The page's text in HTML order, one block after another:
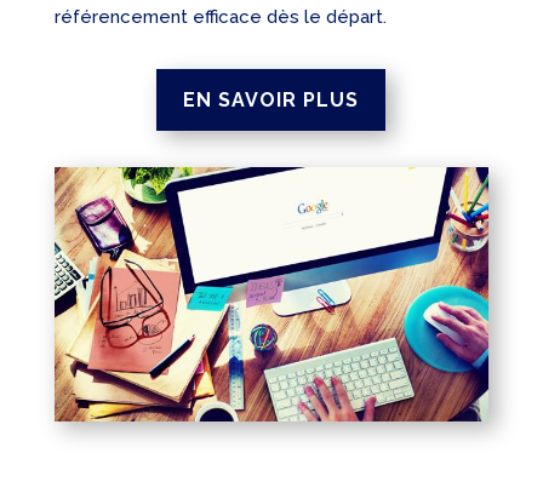
référencement efficace dès le départ.
EN SAVOIR PLUS